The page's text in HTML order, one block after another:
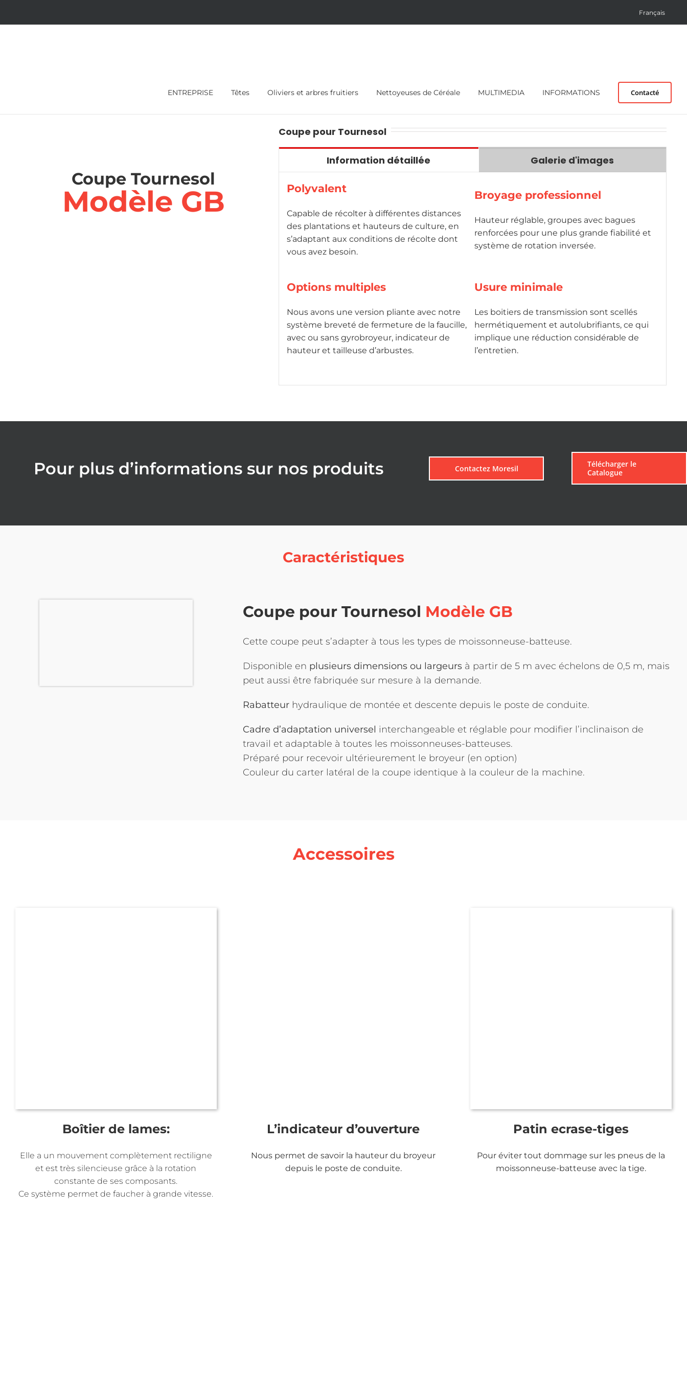
Français
ENTREPRISE Têtes Oliviers et arbres fruitiers Nettoyeuses de Céréale MULTIMEDIA INFORMATIONS Contacté
Coupe Tournesol
Modèle GB
Coupe pour Tournesol
Information détaillée Galerie d'images
Polyvalent
Capable de récolter à différentes distances
des plantations et hauteurs de culture, en
s’adaptant aux conditions de récolte dont
vous avez besoin.
Broyage professionnel
Hauteur réglable, groupes avec bagues
renforcées pour une plus grande fiabilité et
système de rotation inversée.
Options multiples
Nous avons une version pliante avec notre
système breveté de fermeture de la faucille,
avec ou sans gyrobroyeur, indicateur de
hauteur et tailleuse d’arbustes.
Usure minimale
Les boitiers de transmission sont scellés
hermétiquement et autolubrifiants, ce qui
implique une réduction considérable de
l’entretien.
Pour plus d’informations sur nos produits Contactez Moresil
Télécharger le
Catalogue
Caractéristiques
Coupe pour Tournesol Modèle GB
Cette coupe peut s’adapter à tous les types de moissonneuse-batteuse.
Disponible en plusieurs dimensions ou largeurs à partir de 5 m avec échelons de 0,5 m, mais
peut aussi être fabriquée sur mesure à la demande.
Rabatteur hydraulique de montée et descente depuis le poste de conduite.
Cadre d’adaptation universel interchangeable et réglable pour modifier l’inclinaison de
travail et adaptable à toutes les moissonneuses-batteuses.
Préparé pour recevoir ultérieurement le broyeur (en option)
Couleur du carter latéral de la coupe identique à la couleur de la machine.
Accessoires
Boîtier de lames:
Elle a un mouvement complètement rectiligne
et est très silencieuse grâce à la rotation
constante de ses composants.
Ce système permet de faucher à grande vitesse.
L’indicateur d’ouverture
Nous permet de savoir la hauteur du broyeur
depuis le poste de conduite.
Patin ecrase-tiges
Pour éviter tout dommage sur les pneus de la
moissonneuse-batteuse avec la tige.